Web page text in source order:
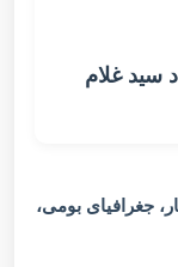
سید غلام
جغرافیای بومی،